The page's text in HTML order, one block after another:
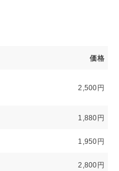
価格
2,500円
1,880円
1,950円
2,800円